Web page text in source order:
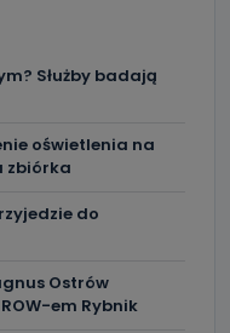
Służby badają
oświetlenia na
zbiórka
do
Ostrów
em Rybnik